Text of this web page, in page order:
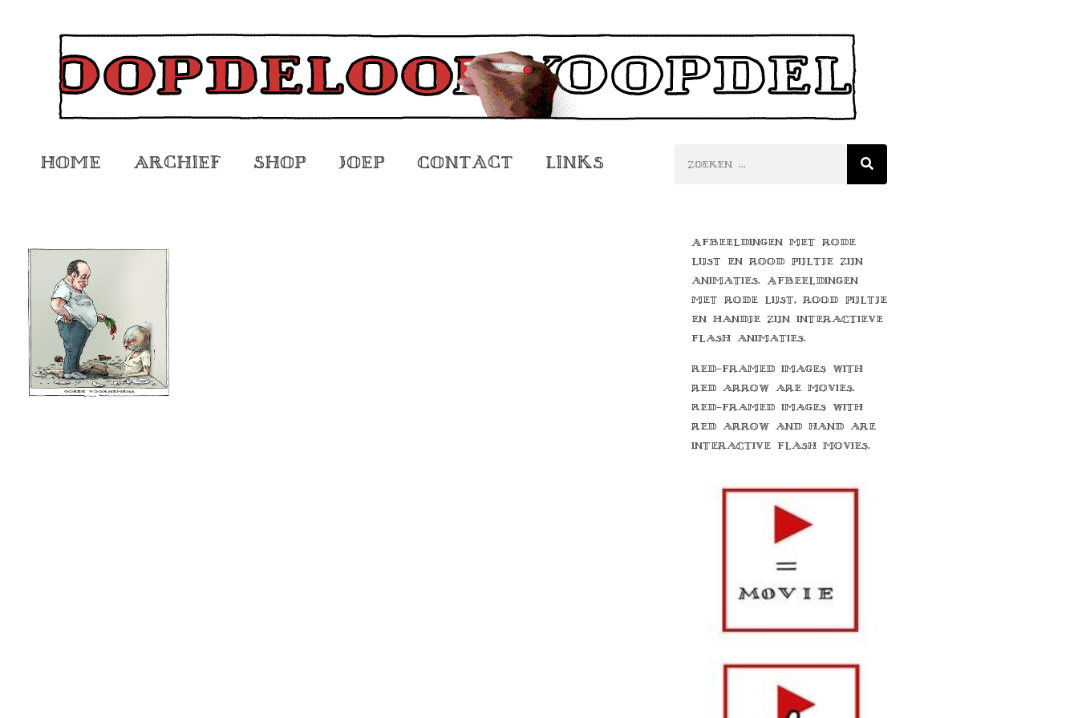
Home Archief Shop Joep Contact Links
Afbeeldingen met rode
lijst en rood pijltje zijn
animaties. Afbeeldingen
met rode lijst, rood pijltje
en handje zijn interactieve
flash animaties.
Red-framed images with
red arrow are movies.
Red-framed images with
red arrow and hand are
interactive flash movies.